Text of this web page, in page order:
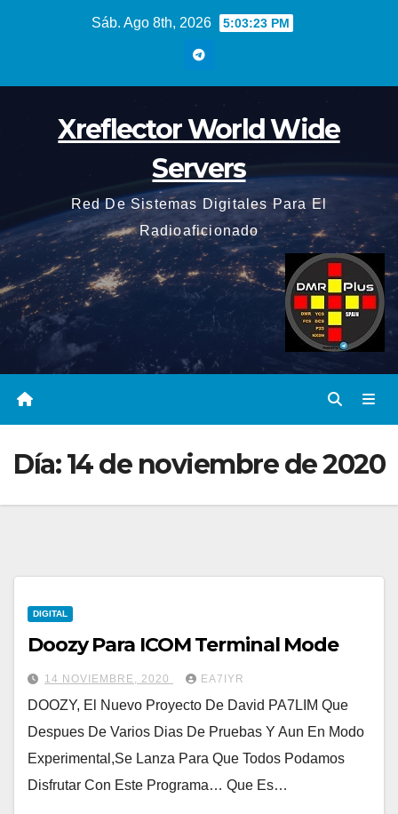
Sáb. Ago 8th, 2026 5:03:24 PM
Xreflector World Wide
Servers
Red De Sistemas Digitales Para El
Radioaficionado
Día:14 de noviembre de 2020
DIGITAL
Doozy Para ICOM Terminal Mode
14 NOVIEMBRE, 2020 EA7IYR
DOOZY, El Nuevo Proyecto De David PA7LIM Que
Despues De Varios Dias De Pruebas Y Aun En Modo
Experimental,Se Lanza Para Que Todos Podamos
Disfrutar Con Este Programa… Que Es…